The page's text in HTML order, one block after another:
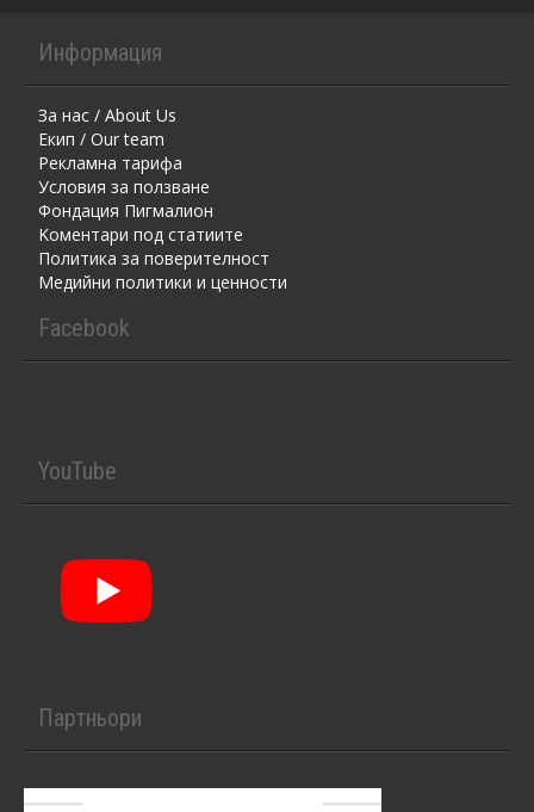
Информация
За нас / About Us
Екип / Our team
Рекламна тарифа
Условия за ползване
Фондация Пигмалион
Kоментaри под статиите
Политика за поверителност
Медийни политики и ценности
Facebook
YouTube
Партньори